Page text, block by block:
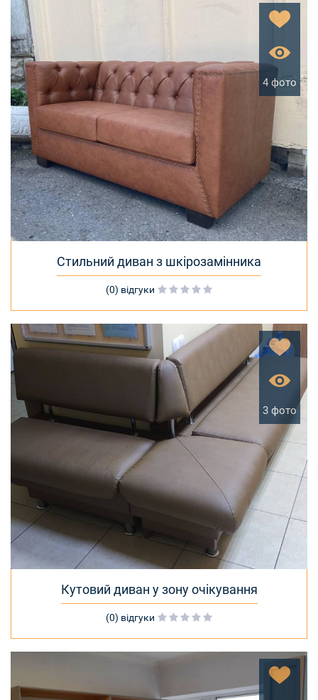
Стильний диван з шкірозамінника
(0) відгуки
4 фото
Кутовий диван у зону очікування
(0) відгуки
3 фото